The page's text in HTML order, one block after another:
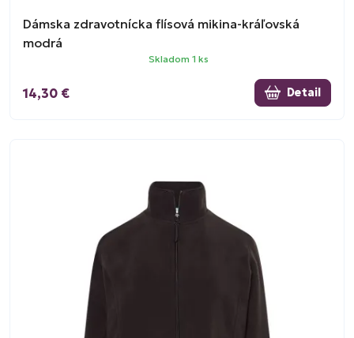
Dámska zdravotnícka flísová mikina-kráľovská
modrá
Skladom 1 ks
14,30 € Detail